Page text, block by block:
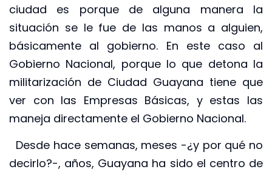
ciudad es porque de alguna manera la
situación se le fue de las manos a alguien,
básicamente al gobierno. En este caso al
Gobierno Nacional, porque lo que detona la
militarización de Ciudad Guayana tiene que
ver con las Empresas Básicas, y estas las
maneja directamente el Gobierno Nacional.
Desde hace semanas, meses -¿y por qué no
decirlo?-, años, Guayana ha sido el centro de